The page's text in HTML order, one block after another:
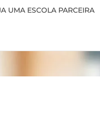
UMA ESCOLA PARCEIRA